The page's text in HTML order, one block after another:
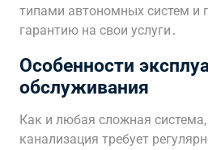
типами автономных систем
гарантию на свои услуги․
Особенности
обслуживания
Как и любая сложная
канализация требует